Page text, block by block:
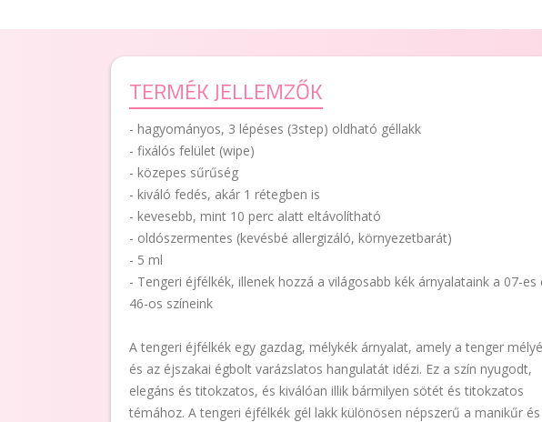
TERMÉK JELLEMZŐK
- hagyományos, 3 lépéses (3step) oldható géllakk
- fixálós felület (wipe)
- közepes sűrűség
- kiváló fedés, akár 1 rétegben is
- kevesebb, mint 10 perc alatt eltávolítható
- oldószermentes (kevésbé allergizáló, környezetbarát)
- 5 ml
- Tengeri éjfélkék, illenek hozzá a világosabb kék árnyalataink a 07-es
46-os színeink
A tengeri éjfélkék egy gazdag, mélykék árnyalat, amely a tenger
és az éjszakai égbolt varázslatos hangulatát idézi. Ez a szín nyugodt,
elegáns és titokzatos, és kiválóan illik bármilyen sötét és titokzatos
témához. A tengeri éjfélkék gél lakk különösen népszerű a manikűr és